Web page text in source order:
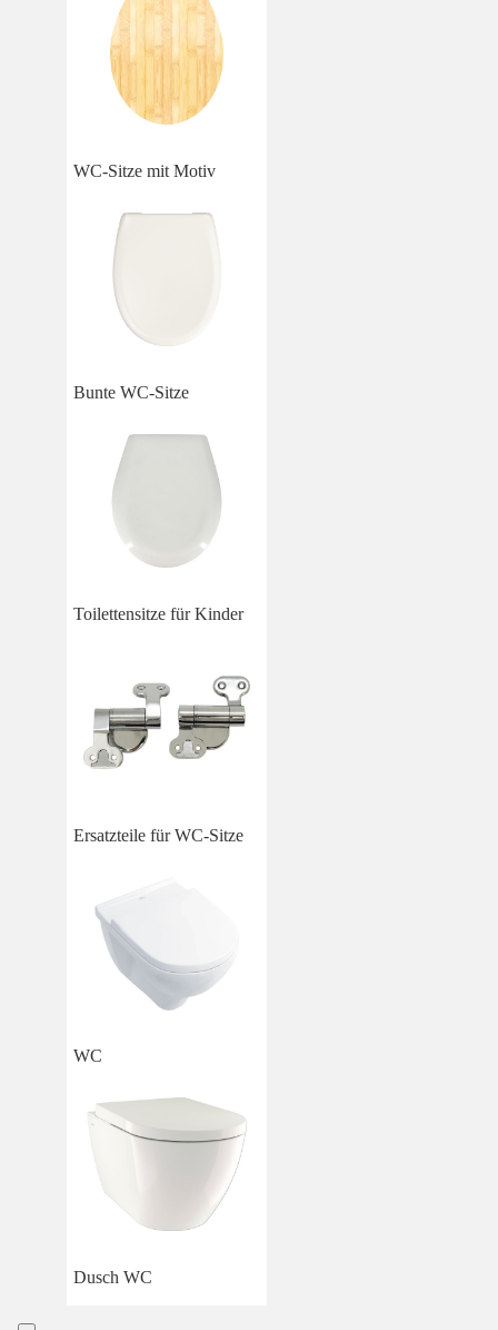
WC-Sitze mit Motiv
Bunte WC-Sitze
Toilettensitze für Kinder
Ersatzteile für WC-Sitze
WC
Dusch WC